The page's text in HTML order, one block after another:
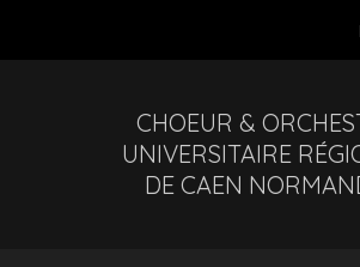
CHOEUR &
UNIVERSITAIRE
DE CAEN